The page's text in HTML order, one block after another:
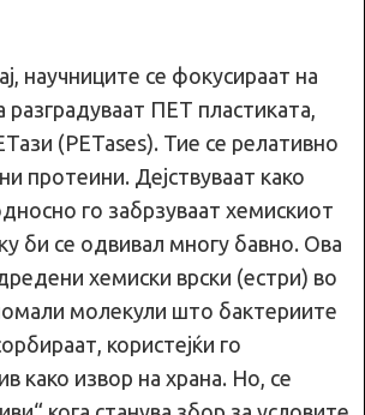
научниците се фокусираат на
ПЕТ пластиката,
(PETases). Тие се релативно
протеини. Дејствуваат како
го забрзуваат хемискиот
би се одвивал многу бавно. Ова
хемиски врски (естри) во
молекули што бактериите
користејќи го
како извор на храна. Но, се